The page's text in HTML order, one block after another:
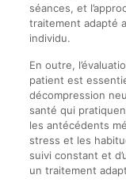
séances, et
traitement adapté
individu.
En outre,
patient est
décompression
santé qui
les antécédents
stress et les
suivi constant et
un traitement